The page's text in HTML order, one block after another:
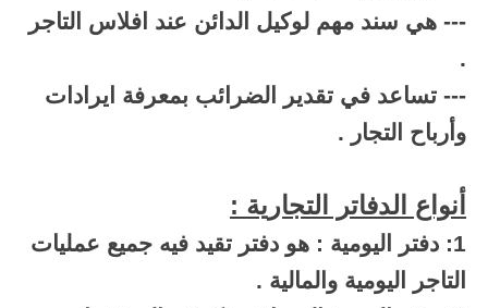
--- هي سند مهم لوكيل الدائن عند افلاس التاجر
.
--- تساعد في تقدير الضرائب بمعرفة ايرادات
وأرباح التجار .
أنواع الدفاتر التجارية :
1: دفتر اليومية : هو دفتر تقيد فيه جميع عمليات
التاجر اليومية والمالية .